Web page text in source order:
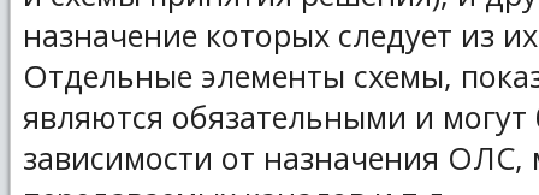
назначение которых следует из
Отдельные элементы схемы,
являются обязательными и
зависимости от назначения ОЛС,